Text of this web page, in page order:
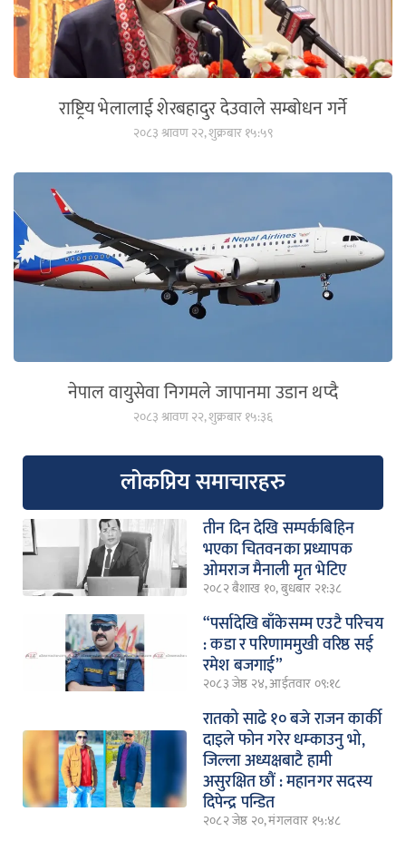
राष्ट्रिय भेलालाई शेरबहादुर देउवाले सम्बोधन गर्ने
२०८३ श्रावण २२, शुक्रबार १५:५९
नेपाल वायुसेवा निगमले जापानमा उडान थप्दै
२०८३ श्रावण २२, शुक्रबार १५:३६
लोकप्रिय समाचारहरु
तीन दिन देखि सम्पर्कबिहिन
भएका चितवनका प्रध्यापक
ओमराज मैनाली मृत भेटिए
२०८२ बैशाख १०, बुधबार २१:३८
“पर्सादेखि बाँकेसम्म एउटै परिचय
: कडा र परिणाममुखी वरिष्ठ सई
रमेश बजगाई”
२०८३ जेष्ठ २४, आईतवार ०९:१८
रातको साढे १० बजे राजन कार्की
दाइले फोन गरेर धम्काउनु भो,
जिल्ला अध्यक्षबाटै हामी
असुरक्षित छौं : महानगर सदस्य
दिपेन्द्र पन्डित
२०८२ जेष्ठ २०, मंगलवार १५:४८